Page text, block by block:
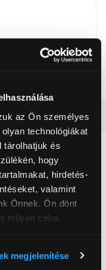
az Ön személyes
technológiákat
tárolhatjuk és
hogy
hirdetés-
valamint
Önnek. Ön dönt
milyen célra.
megjelenítése